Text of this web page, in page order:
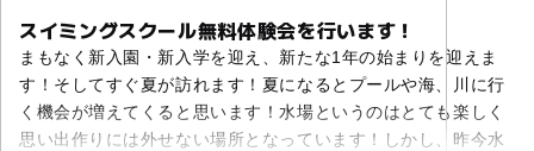
スイミングスクール無料体験会を行います！
まもなく新入園・新入学を迎え、新たな1年の始まりを迎えま
す！そしてすぐ夏が訪れます！夏になるとプールや海、川に行
く機会が増えてくると思います！水場というのはとても楽しく
思い出作りには外せない場所となっています！しかし、昨今水